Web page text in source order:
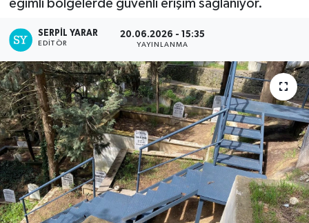
eğimli bölgelerde güvenli erişim sağlanıyor.
SERPİL YARAR
EDITÖR
20.06.2026 - 15:35
YAYINLANMA